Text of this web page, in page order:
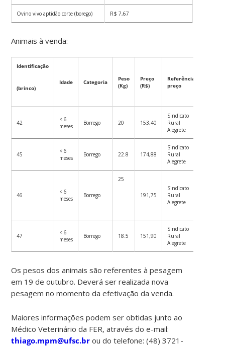
Ovino vivo aptidão corte (borego) R$ 7,67
Animais à venda:
Identificação
(brinco)
Idade Categoria
Peso
(Kg)
Preço
(R$)
Referência
preço
42
< 6
meses
Borrego 20 153,40
Sindicato
Rural
Alegrete
45
< 6
meses
Borrego 22.8 174,88
Sindicato
Rural
Alegrete
46
< 6
meses
Borrego
25
191,75
Sindicato
Rural
Alegrete
47
< 6
meses
Borrego 18.5 151,90
Sindicato
Rural
Alegrete
Os pesos dos animais são referentes à pesagem
em 19 de outubro. Deverá ser realizada nova
pesagem no momento da efetivação da venda.
Maiores informações podem ser obtidas junto ao
Médico Veterinário da FER, através do e-mail:
thiago.mpm@ufsc.br ou do telefone: (48) 3721-